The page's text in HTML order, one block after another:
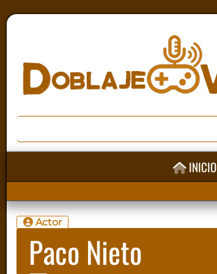
INICIO
Actor
Paco Nieto